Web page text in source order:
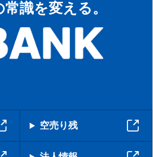
識を変える。
空売り残